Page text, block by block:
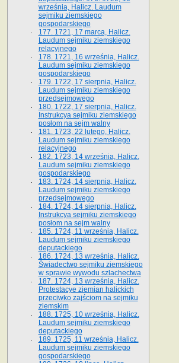
września, Halicz. Laudum
sejmiku ziemskiego
gospodarskiego
177. 1721, 17 marca, Halicz.
Laudum sejmiku ziemskiego
relacyjnego
178. 1721, 16 września, Halicz.
Laudum sejmiku ziemskiego
gospodarskiego
179. 1722, 17 sierpnia, Halicz.
Laudum sejmiku ziemskiego
przedsejmowego
180. 1722, 17 sierpnia, Halicz.
Instrukcya sejmiku ziemskiego
posłom na sejm walny
181. 1723, 22 lutego, Halicz.
Laudum sejmiku ziemskiego
relacyjnego
182. 1723, 14 września, Halicz.
Laudum sejmiku ziemskiego
gospodarskiego
183. 1724, 14 sierpnia, Halicz.
Laudum sejmiku ziemskiego
przedsejmowego
184. 1724, 14 sierpnia, Halicz.
Instrukcya sejmiku ziemskiego
posłom na sejm walny
185. 1724, 11 września, Halicz.
Laudum sejmiku ziemskiego
deputackiego
186. 1724, 13 września, Halicz.
Świadectwo sejmiku ziemskiego
w sprawie wywodu szlachectwa
187. 1724, 13 września, Halicz.
Protestacye ziemian halickich
przeciwko zajściom na sejmiku
ziemskim
188. 1725, 10 września, Halicz.
Laudum sejmiku ziemskiego
deputackiego
189. 1725, 11 września, Halicz.
Laudum sejmiku ziemskiego
gospodarskiego